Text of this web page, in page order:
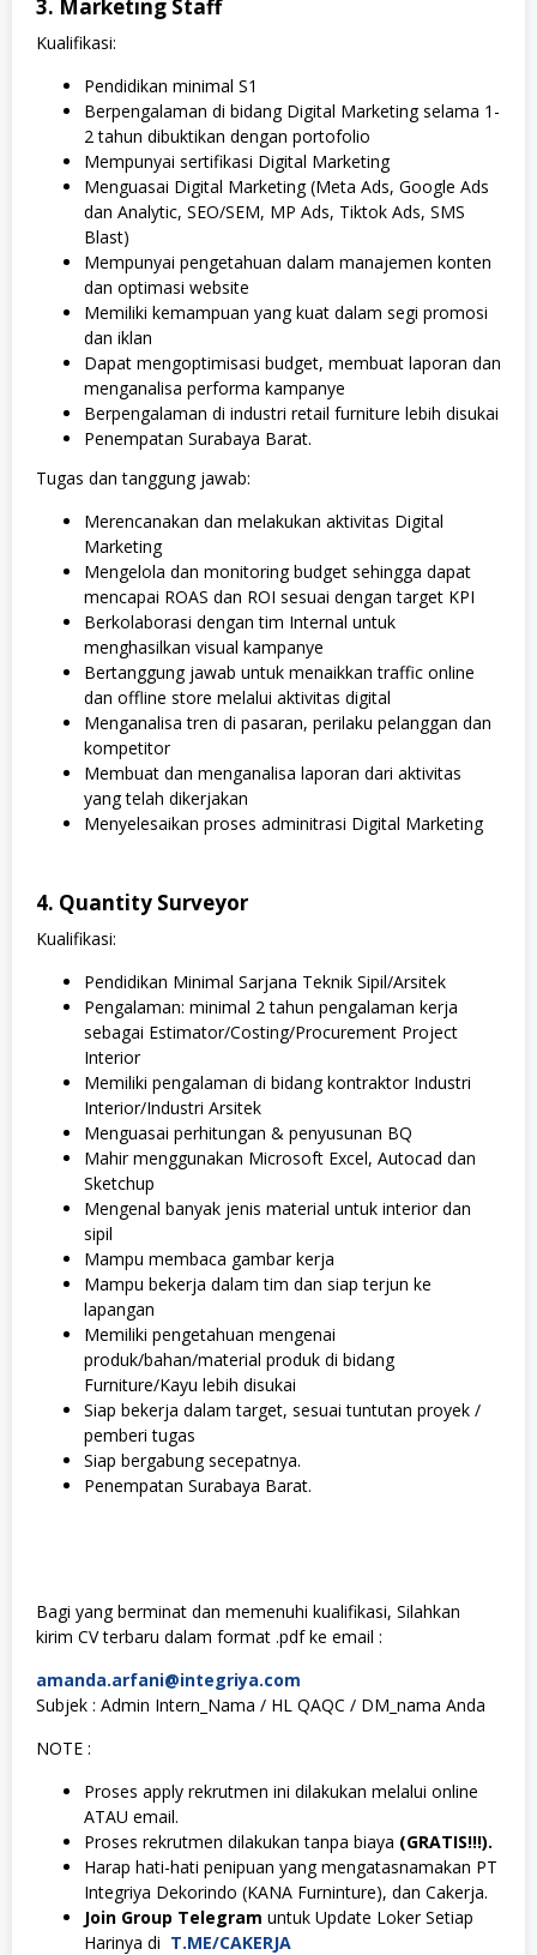
3. Marketing Staff
Kualifikasi:
Pendidikan minimal S1
Berpengalaman di bidang Digital Marketing selama 1-
2 tahun dibuktikan dengan portofolio
Mempunyai sertifikasi Digital Marketing
Menguasai Digital Marketing (Meta Ads, Google Ads
dan Analytic, SEO/SEM, MP Ads, Tiktok Ads, SMS
Blast)
Mempunyai pengetahuan dalam manajemen konten
dan optimasi website
Memiliki kemampuan yang kuat dalam segi promosi
dan iklan
Dapat mengoptimisasi budget, membuat laporan dan
menganalisa performa kampanye
Berpengalaman di industri retail furniture lebih disukai
Penempatan Surabaya Barat.
Tugas dan tanggung jawab:
Merencanakan dan melakukan aktivitas Digital
Marketing
Mengelola dan monitoring budget sehingga dapat
mencapai ROAS dan ROI sesuai dengan target KPI
Berkolaborasi dengan tim Internal untuk
menghasilkan visual kampanye
Bertanggung jawab untuk menaikkan traffic online
dan offline store melalui aktivitas digital
Menganalisa tren di pasaran, perilaku pelanggan dan
kompetitor
Membuat dan menganalisa laporan dari aktivitas
yang telah dikerjakan
Menyelesaikan proses adminitrasi Digital Marketing
4. Quantity Surveyor
Kualifikasi:
Pendidikan Minimal Sarjana Teknik Sipil/Arsitek
Pengalaman: minimal 2 tahun pengalaman kerja
sebagai Estimator/Costing/Procurement Project
Interior
Memiliki pengalaman di bidang kontraktor Industri
Interior/Industri Arsitek
Menguasai perhitungan & penyusunan BQ
Mahir menggunakan Microsoft Excel, Autocad dan
Sketchup
Mengenal banyak jenis material untuk interior dan
sipil
Mampu membaca gambar kerja
Mampu bekerja dalam tim dan siap terjun ke
lapangan
Memiliki pengetahuan mengenai
produk/bahan/material produk di bidang
Furniture/Kayu lebih disukai
Siap bekerja dalam target, sesuai tuntutan proyek /
pemberi tugas
Siap bergabung secepatnya.
Penempatan Surabaya Barat.
Bagi yang berminat dan memenuhi kualifikasi, Silahkan
kirim CV terbaru dalam format .pdf ke email :
amanda.arfani@integriya.com
Subjek : Admin Intern_Nama / HL QAQC / DM_nama Anda
NOTE :
Proses apply rekrutmen ini dilakukan melalui online
ATAU email.
Proses rekrutmen dilakukan tanpa biaya (GRATIS!!!).
Harap hati-hati penipuan yang mengatasnamakan PT
Integriya Dekorindo (KANA Furninture), dan Cakerja.
Join Group Telegram untuk Update Loker Setiap
Harinya di T.ME/CAKERJA